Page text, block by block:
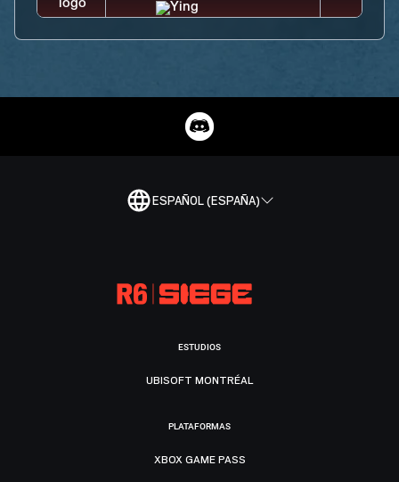
ESPAÑOL (ESPAÑA)
ESTUDIOS
UBISOFT MONTRÉAL
PLATAFORMAS
XBOX GAME PASS